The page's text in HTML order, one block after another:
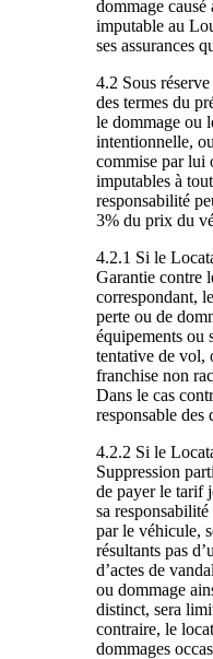
dommage
imputable au
ses assurances
4.2 Sous
des termes du
le dommage ou
intentionnelle,
commise par lui
imputables à
responsabilité
3% du prix du
4.2.1 Si le
Garantie contre
correspondant,
perte ou de
équipements ou
tentative de vol,
franchise non
Dans le cas
responsable des
4.2.2 Si le
Suppression
de payer le tarif
sa
par le véhicule,
résultants pas
d’actes de
ou dommage
distinct, sera
contraire, le
dommages